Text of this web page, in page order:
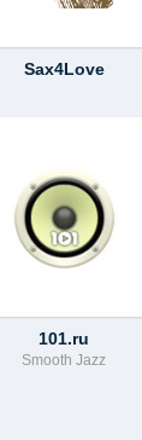
Sax4Love
101.ru
Smooth Jazz